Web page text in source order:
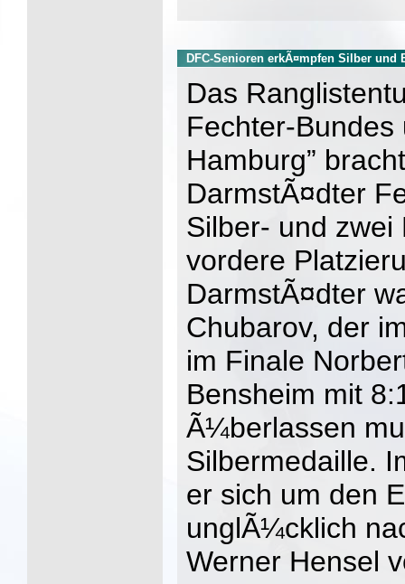
DFC-Senioren erkÃ¤mpfen Silber und
Das
Fechter-Bundes
Hamburg”
DarmstÃ¤dter
Silber- und zwei
vordere
DarmstÃ¤dter
Chubarov, der
im Finale
Bensheim mit
Ã¼berlassen
Silbermedaille.
er sich um den
unglÃ¼cklich
Werner Hensel